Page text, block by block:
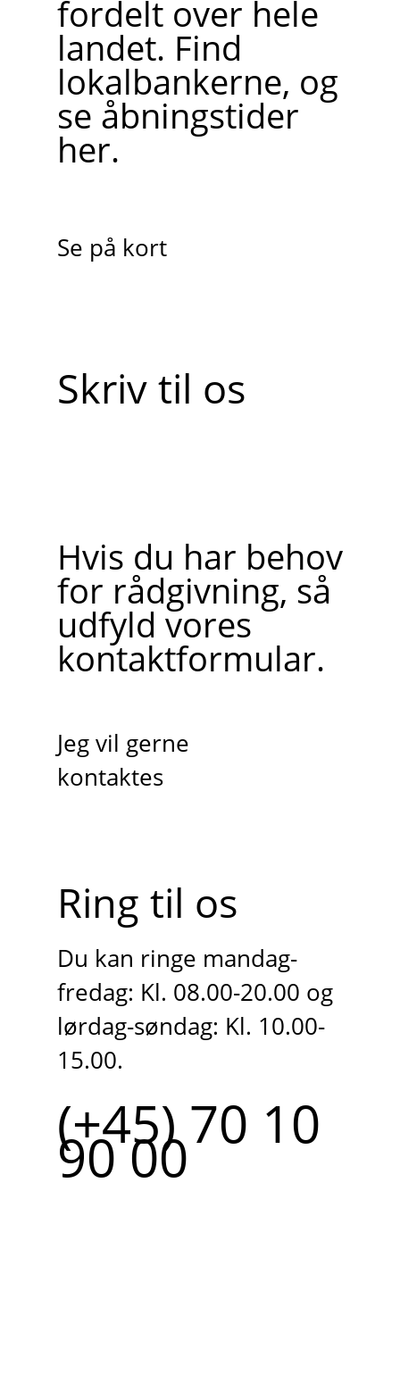
fordelt over hele
landet. Find
lokalbankerne, og
se åbningstider
her.
Se på kort
Skriv til os
Hvis du har behov
for rådgivning, så
udfyld vores
kontaktformular.
Jeg vil gerne
kontaktes
Ring til os
Du kan ringe mandag-
fredag: Kl. 08.00-20.00 og
lørdag-søndag: Kl. 10.00-
15.00.
(+45) 70 10
90 00